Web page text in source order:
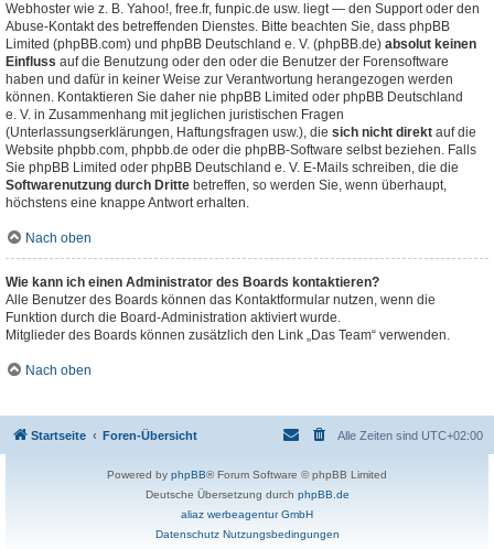
Webhoster wie z. B. Yahoo!, free.fr, funpic.de usw. liegt — den Support oder den
Abuse-Kontakt des betreffenden Dienstes. Bitte beachten Sie, dass phpBB
Limited (phpBB.com) und phpBB Deutschland e. V. (phpBB.de) absolut keinen
Einfluss auf die Benutzung oder den oder die Benutzer der Forensoftware
haben und dafür in keiner Weise zur Verantwortung herangezogen werden
können. Kontaktieren Sie daher nie phpBB Limited oder phpBB Deutschland
e. V. in Zusammenhang mit jeglichen juristischen Fragen
(Unterlassungserklärungen, Haftungsfragen usw.), die sich nicht direkt auf die
Website phpbb.com, phpbb.de oder die phpBB-Software selbst beziehen. Falls
Sie phpBB Limited oder phpBB Deutschland e. V. E-Mails schreiben, die die
Softwarenutzung durch Dritte betreffen, so werden Sie, wenn überhaupt,
höchstens eine knappe Antwort erhalten.
Nach oben
Wie kann ich einen Administrator des Boards kontaktieren?
Alle Benutzer des Boards können das Kontaktformular nutzen, wenn die
Funktion durch die Board-Administration aktiviert wurde.
Mitglieder des Boards können zusätzlich den Link „Das Team“ verwenden.
Nach oben
Startseite Foren-Übersicht Alle Zeiten sind UTC+02:00
Powered by phpBB® Forum Software © phpBB Limited
Deutsche Übersetzung durch phpBB.de
aliaz werbeagentur GmbH
Datenschutz Nutzungsbedingungen